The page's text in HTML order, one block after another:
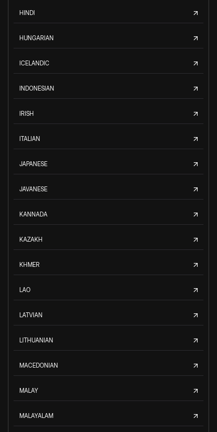
HINDI
HUNGARIAN
ICELANDIC
INDONESIAN
IRISH
ITALIAN
JAPANESE
JAVANESE
KANNADA
KAZAKH
KHMER
LAO
LATVIAN
LITHUANIAN
MACEDONIAN
MALAY
MALAYALAM